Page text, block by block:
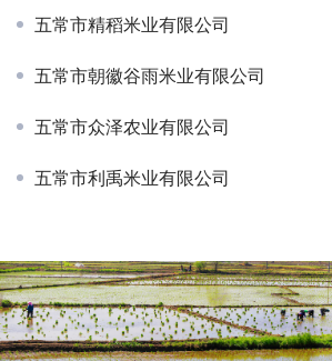
五常市精稻米业有限公司
五常市朝徽谷雨米业有限公司
五常市众泽农业有限公司
五常市利禹米业有限公司